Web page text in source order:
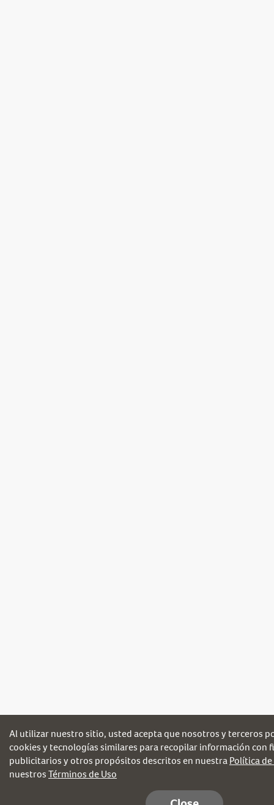
Al utilizar nuestro sitio, usted acepta que nosotros y terceros
cookies y tecnologías similares para recopilar información con
publicitarios y otros propósitos descritos en nuestraPolítica
nuestrosTérminos de Uso